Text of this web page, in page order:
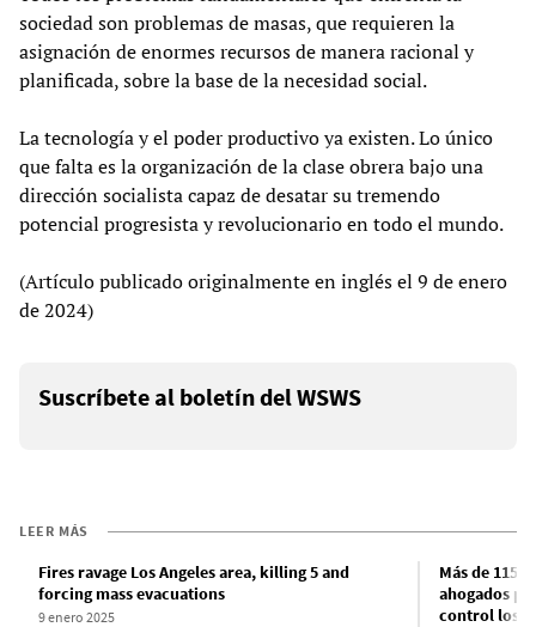
sociedad son problemas de masas, que requieren la
asignación de enormes recursos de manera racional y
planificada, sobre la base de la necesidad social.
La tecnología y el poder productivo ya existen. Lo único
que falta es la organización de la clase obrera bajo una
dirección socialista capaz de desatar su tremendo
potencial progresista y revolucionario en todo el mundo.
(Artículo publicado originalmente en inglés el 9 de enero
de 2024)
Suscríbete al boletín del WSWS
LEER MÁS
Fires ravage Los Angeles area, killing 5 and
forcing mass evacuations
9 enero 2025
Más de 115
ahogados
control los